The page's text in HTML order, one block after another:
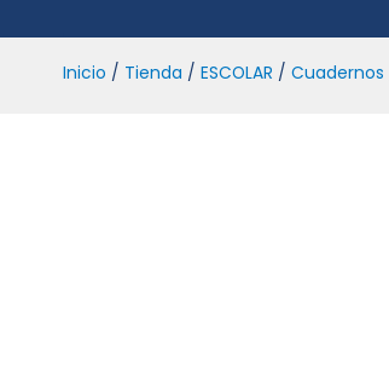
Inicio / Tienda / ESCOLAR / Cuadernos